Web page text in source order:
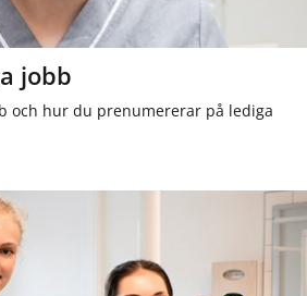
jobb
och hur du prenumererar på lediga